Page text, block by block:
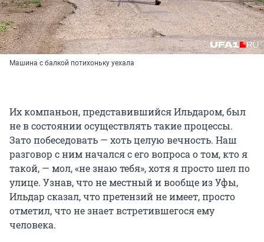
Машина с балкой потихоньку уехала
Их компаньон, представившийся Ильдаром, был
не в состоянии осуществлять такие процессы.
Зато побеседовать — хоть целую вечность. Наш
разговор с ним начался с его вопроса о том, кто я
такой, — мол, «не знаю тебя», хотя я просто шел по
улице. Узнав, что не местный и вообще из Уфы,
Ильдар сказал, что претензий не имеет, просто
отметил, что не знает встретившегося ему
человека.